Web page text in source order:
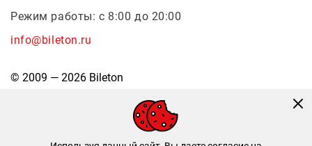
Режим работы: с 8:00 до 20:00
info@bileton.ru
© 2009 — 2026 Bileton